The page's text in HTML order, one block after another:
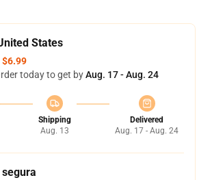
States
$6.99
today to get byAug. 17 - Aug. 24
Shipping
Aug. 13
Delivered
Aug. 17 - Aug. 24